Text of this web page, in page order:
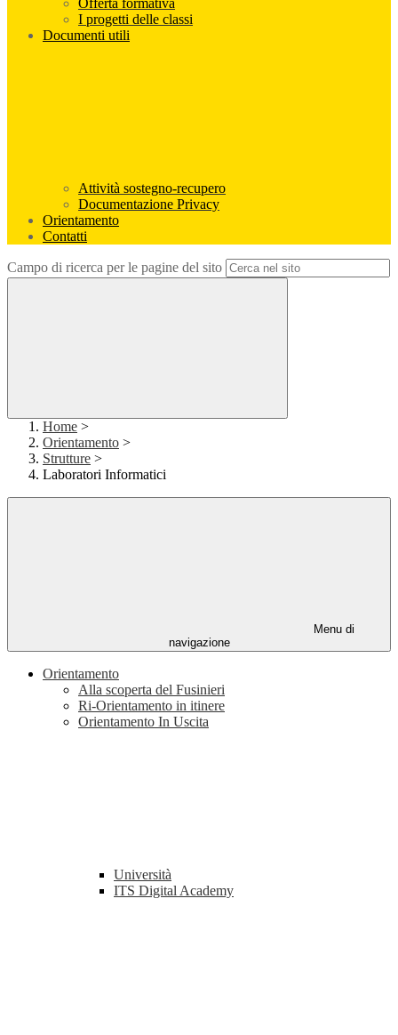
Offerta formativa
I progetti delle classi
Documenti utili
Attività sostegno-recupero
Documentazione Privacy
Orientamento
Contatti
Campo di ricerca per le pagine del sito
Home >
Orientamento >
Strutture >
Laboratori Informatici
Menu di
navigazione
Orientamento
Alla scoperta del Fusinieri
Ri-Orientamento in itinere
Orientamento In Uscita
Università
ITS Digital Academy